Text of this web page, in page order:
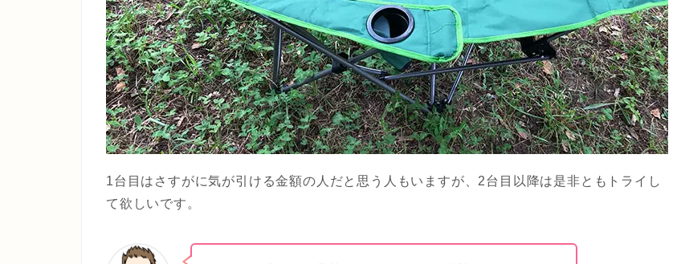
1台目はさすがに気が引ける金額の人だと思う人もいますが、2台目以降は是非ともトライし
て欲しいです。